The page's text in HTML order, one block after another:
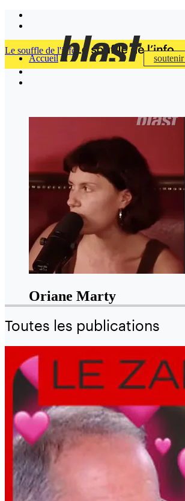
Accueil soutenir
Le souffle de l'info
Oriane Marty
Toutes les publications